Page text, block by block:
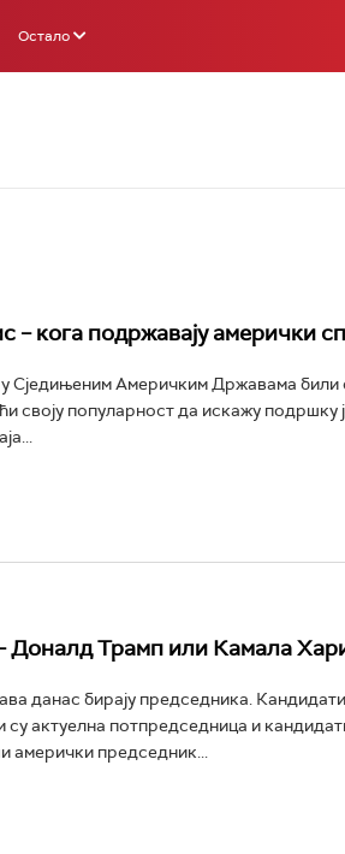
Остало
кога подржавају амерички
Сједињеним Америчким Државама били
своју популарност да искажу подршку
Доналд Трамп или Камала
данас бирају председника.
актуелна потпредседница и
председник...